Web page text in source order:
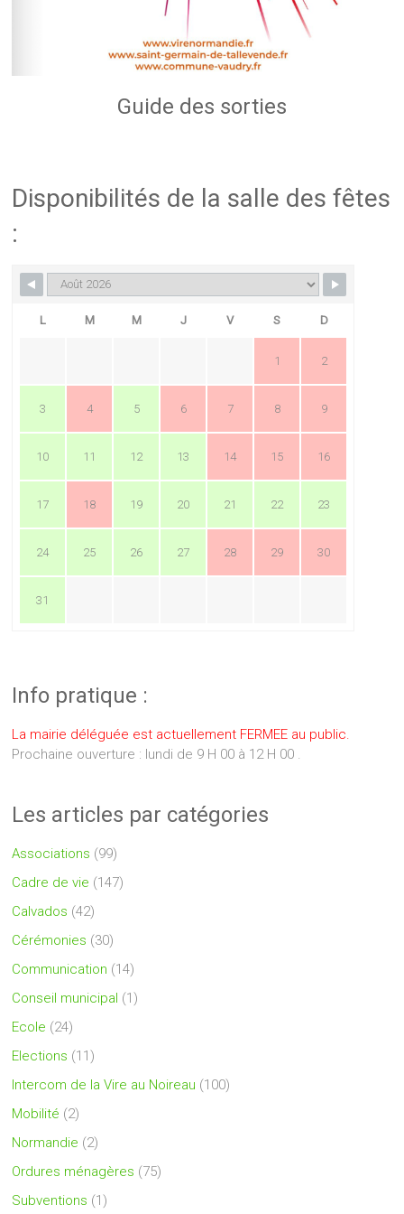
Guide des sorties
Disponibilités de la salle des fêtes
:
L M M J V S D
1 2
3 4 5 6 7 8 9
10 11 12 13 14 15 16
17 18 19 20 21 22 23
24 25 26 27 28 29 30
31
Info pratique :
La mairie déléguée est actuellement FERMEE au public.
Prochaine ouverture : lundi de 9 H 00 à 12 H 00 .
Les articles par catégories
Associations (99)
Cadre de vie (147)
Calvados (42)
Cérémonies (30)
Communication (14)
Conseil municipal (1)
Ecole (24)
Elections (11)
Intercom de la Vire au Noireau (100)
Mobilité (2)
Normandie (2)
Ordures ménagères (75)
Subventions (1)